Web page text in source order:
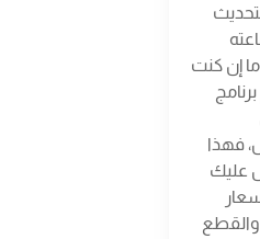
إن كنت
فهذا
عليك
والقطع